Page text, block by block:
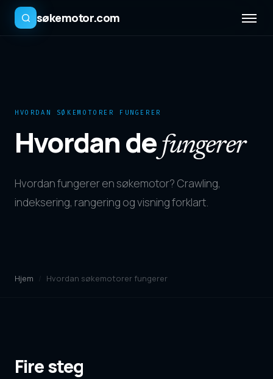
søkemotor.com
HVORDAN SØKEMOTORER FUNGERER
Hvordan de fungerer
Hvordan fungerer en søkemotor? Crawling,
indeksering, rangering og visning forklart.
Hjem Hvordan søkemotorer fungerer
Fire steg